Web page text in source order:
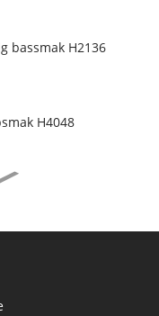
bassmak H2136
H4048